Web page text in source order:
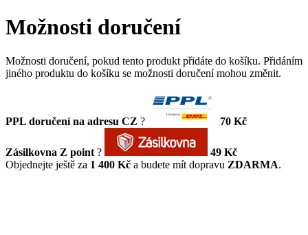
Možnosti doručení
Možnosti doručení, pokud tento produkt přidáte do košíku. Přidáním
jiného produktu do košíku se možnosti doručení mohou změnit.
PPL doručení na adresu CZ ? 70 Kč
Zásilkovna Z point ?
49 Kč
Objednejte ještě za 1 400 Kč a budete mít dopravu ZDARMA.